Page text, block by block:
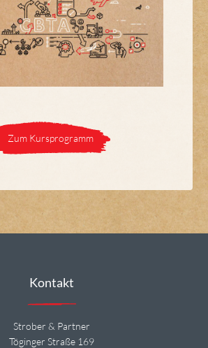
Zum Kursprogramm
Kontakt
Strober & Partner
Töginger Straße 169